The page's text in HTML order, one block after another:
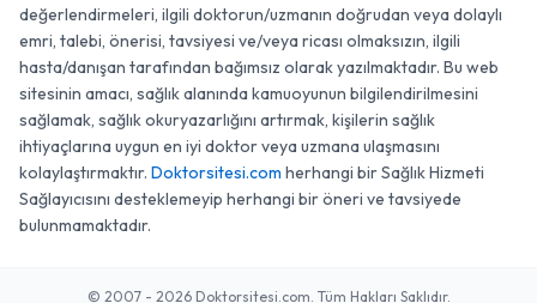
değerlendirmeleri, ilgili doktorun/uzmanın doğrudan veya dolaylı
emri, talebi, önerisi, tavsiyesi ve/veya ricası olmaksızın, ilgili
hasta/danışan tarafından bağımsız olarak yazılmaktadır. Bu web
sitesinin amacı, sağlık alanında kamuoyunun bilgilendirilmesini
sağlamak, sağlık okuryazarlığını artırmak, kişilerin sağlık
ihtiyaçlarına uygun en iyi doktor veya uzmana ulaşmasını
kolaylaştırmaktır. Doktorsitesi.com herhangi bir Sağlık Hizmeti
Sağlayıcısını desteklemeyip herhangi bir öneri ve tavsiyede
bulunmamaktadır.
© 2007 - 2026 Doktorsitesi.com. Tüm Hakları Saklıdır.